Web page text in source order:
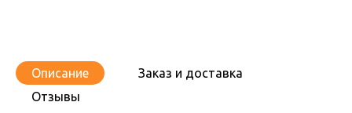
Описание
Заказ и доставка
Отзывы